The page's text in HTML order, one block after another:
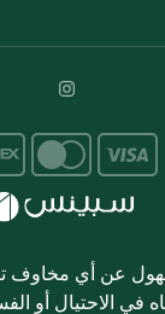
عن أي مخاوف
في الاحتيال أو